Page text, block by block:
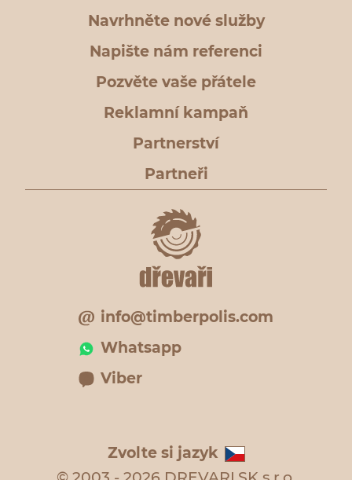
Navrhněte nové služby
Napište nám referenci
Pozvěte vaše přátele
Reklamní kampaň
Partnerství
Partneři
info@timberpolis.com
Whatsapp
Viber
Zvolte si jazyk